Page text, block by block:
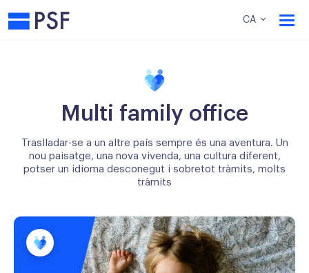
PSF CA
Multi family office
Traslladar-se a un altre país sempre és una aventura. Un
nou paisatge, una nova vivenda, una cultura diferent,
potser un idioma desconegut i sobretot tràmits, molts
tràmits